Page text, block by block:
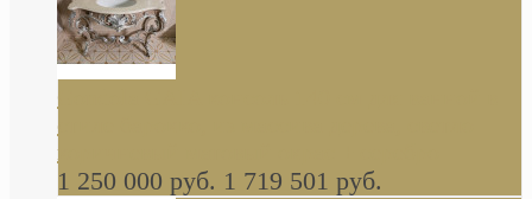
стиле барокко, из массива дерева, светло
коричневый матовый окрас + серебро
1 250 000 руб. 1 719 501 руб.